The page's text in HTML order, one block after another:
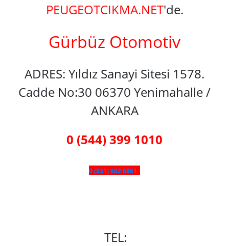
PEUGEOTCIKMA.NET'de.
Gürbüz Otomotiv
ADRES: Yıldız Sanayi Sitesi 1578.
Cadde No:30 06370 Yenimahalle /
ANKARA
0 (544) 399 1010
0 (531) 602 6861
TEL: